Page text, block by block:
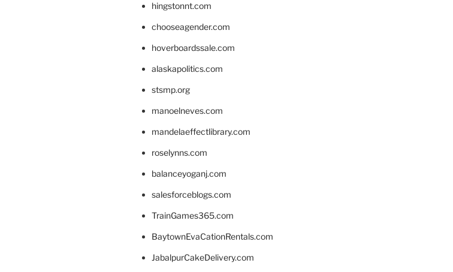
hingstonnt.com
chooseagender.com
hoverboardssale.com
alaskapolitics.com
stsmp.org
manoelneves.com
mandelaeffectlibrary.com
roselynns.com
balanceyoganj.com
salesforceblogs.com
TrainGames365.com
BaytownEvaCationRentals.com
JabalpurCakeDelivery.com